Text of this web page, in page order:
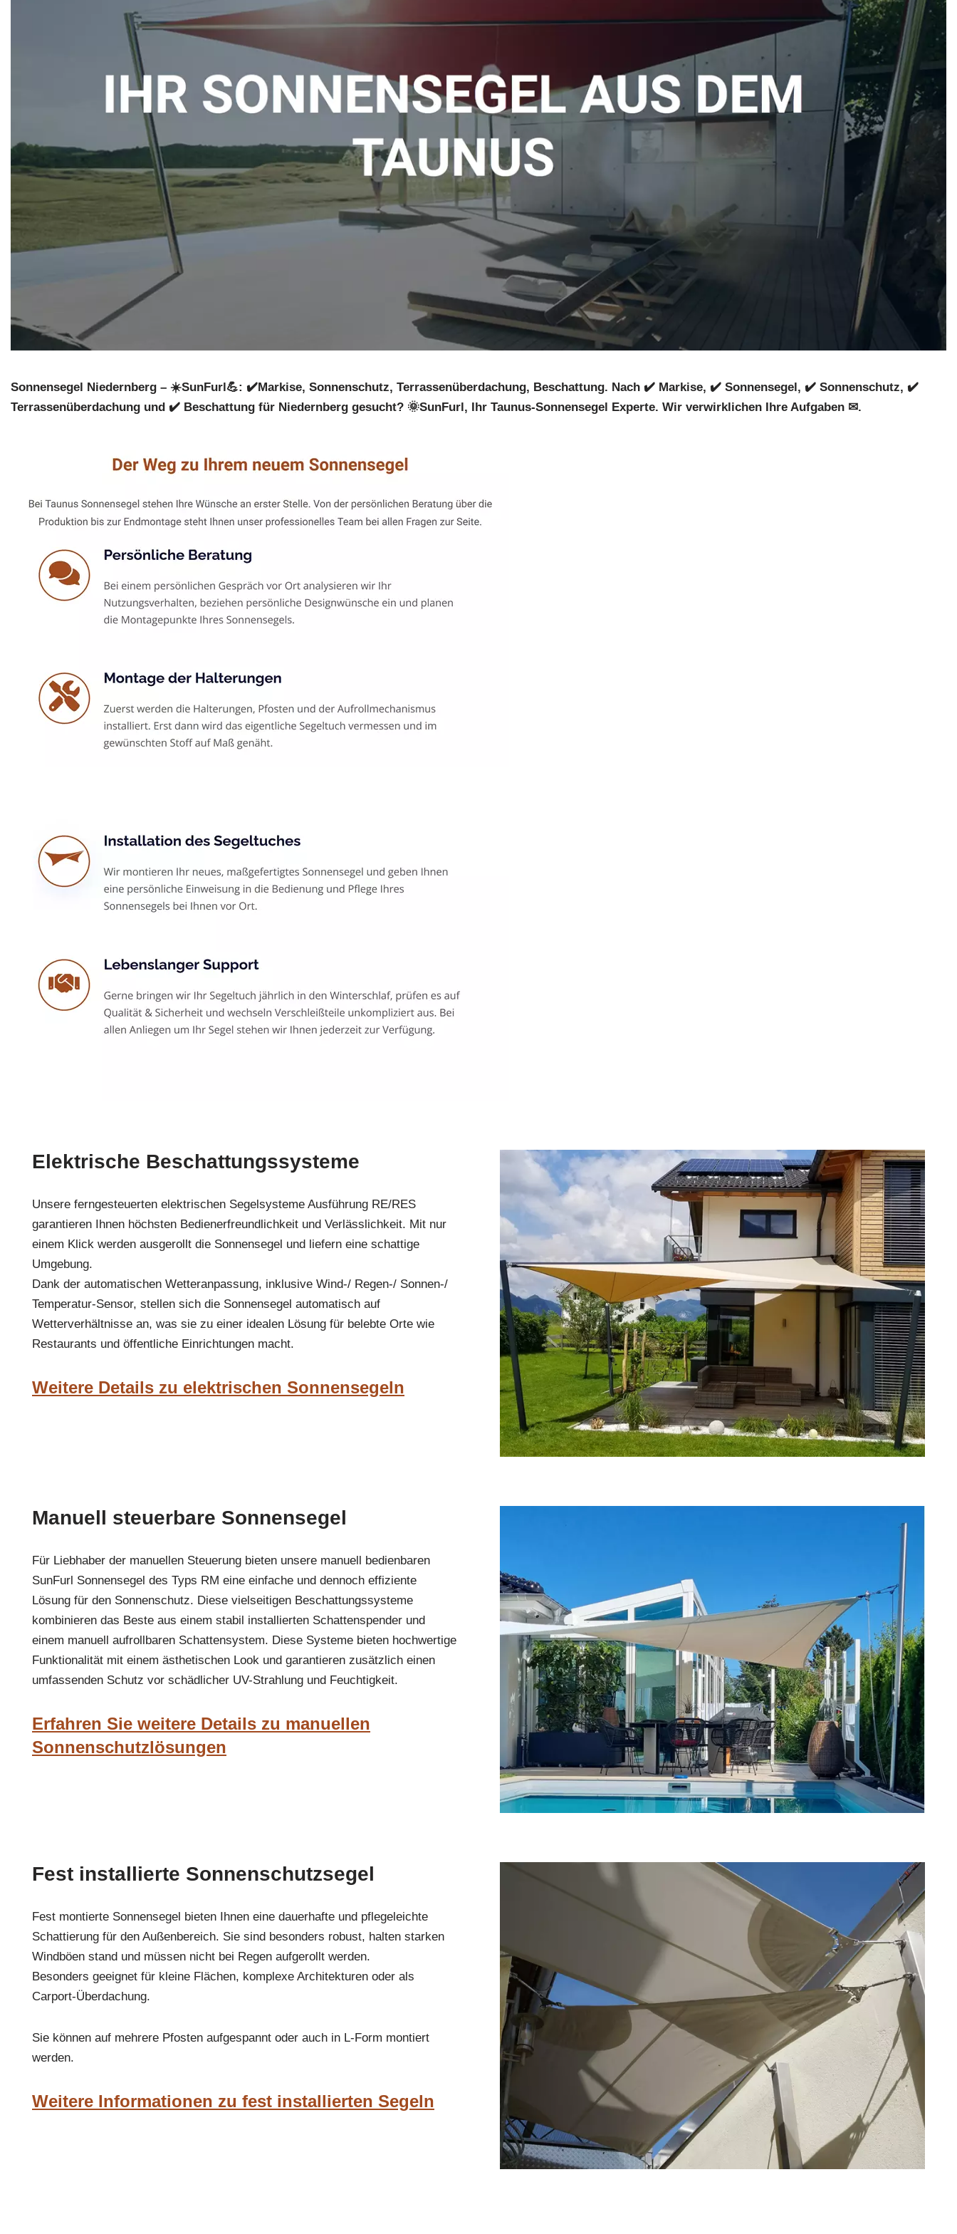
Sonnensegel Niedernberg – ☀️SunFurl💪: ✔️Markise, Sonnenschutz, Terrassenüberdachung, Beschattung. Nach ✔️ Markise, ✔️ Sonnensegel, ✔️ Sonnenschutz, ✔️
Terrassenüberdachung und ✔️ Beschattung für Niedernberg gesucht? 🌞SunFurl, Ihr Taunus-Sonnensegel Experte. Wir verwirklichen Ihre Aufgaben ✉.
Elektrische Beschattungssysteme
Unsere ferngesteuerten elektrischen Segelsysteme Ausführung RE/RES
garantieren Ihnen höchsten Bedienerfreundlichkeit und Verlässlichkeit. Mit nur
einem Klick werden ausgerollt die Sonnensegel und liefern eine schattige
Umgebung.
Dank der automatischen Wetteranpassung, inklusive Wind-/ Regen-/ Sonnen-/
Temperatur-Sensor, stellen sich die Sonnensegel automatisch auf
Wetterverhältnisse an, was sie zu einer idealen Lösung für belebte Orte wie
Restaurants und öffentliche Einrichtungen macht.
Weitere Details zu elektrischen Sonnensegeln
Manuell steuerbare Sonnensegel
Für Liebhaber der manuellen Steuerung bieten unsere manuell bedienbaren
SunFurl Sonnensegel des Typs RM eine einfache und dennoch effiziente
Lösung für den Sonnenschutz. Diese vielseitigen Beschattungssysteme
kombinieren das Beste aus einem stabil installierten Schattenspender und
einem manuell aufrollbaren Schattensystem. Diese Systeme bieten hochwertige
Funktionalität mit einem ästhetischen Look und garantieren zusätzlich einen
umfassenden Schutz vor schädlicher UV-Strahlung und Feuchtigkeit.
Erfahren Sie weitere Details zu manuellen
Sonnenschutzlösungen
Fest installierte Sonnenschutzsegel
Fest montierte Sonnensegel bieten Ihnen eine dauerhafte und pflegeleichte
Schattierung für den Außenbereich. Sie sind besonders robust, halten starken
Windböen stand und müssen nicht bei Regen aufgerollt werden.
Besonders geeignet für kleine Flächen, komplexe Architekturen oder als
Carport-Überdachung.
Sie können auf mehrere Pfosten aufgespannt oder auch in L-Form montiert
werden.
Weitere Informationen zu fest installierten Segeln